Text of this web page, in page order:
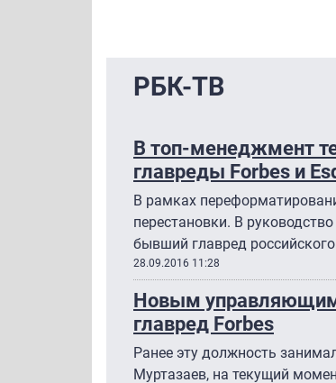
РБК-ТВ
В топ-менеджмент
главреды Forbes и
В рамках
перестановки. В
бывший главред
28.09.2016 11:28
Новым управляющим
главред Forbes
Ранее эту должность
Муртазаев, на текущий